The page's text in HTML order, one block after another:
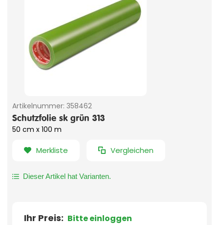
Artikelnummer: 358462
Schutzfolie sk grün 313
50 cm x 100 m
Merkliste Vergleichen
Dieser Artikel hat Varianten.
Ihr Preis: Bitte einloggen